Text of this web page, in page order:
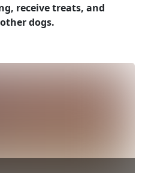
receive treats, and
dogs.